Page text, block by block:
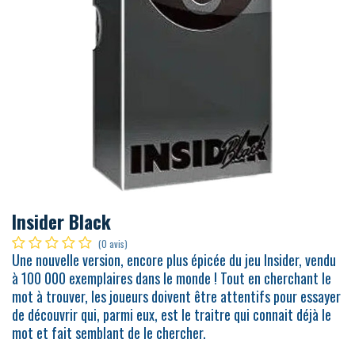
Insider Black
(0 avis)
Une nouvelle version, encore plus épicée du jeu Insider, vendu
à 100 000 exemplaires dans le monde ! Tout en cherchant le
mot à trouver, les joueurs doivent être attentifs pour essayer
de découvrir qui, parmi eux, est le traitre qui connait déjà le
mot et fait semblant de le chercher.